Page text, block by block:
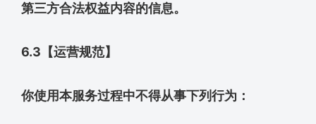
第三方合法权益内容的信息。
6.3【运营规范】
你使用本服务过程中不得从事下列行为：